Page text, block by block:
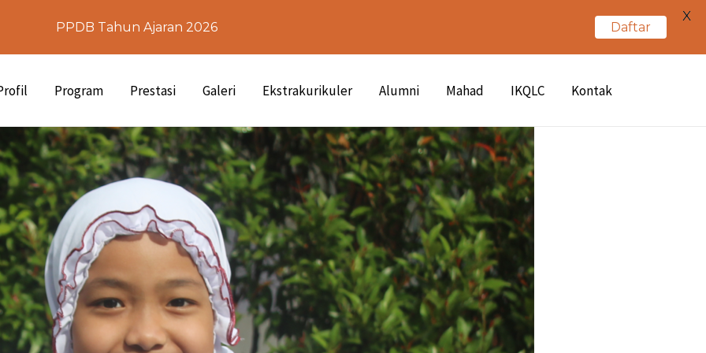
Program Prestasi Galeri Ekstrakurikuler Alumni Mahad IKQLC Kontak
PPDB Tahun Ajaran 2026 Daftar
X